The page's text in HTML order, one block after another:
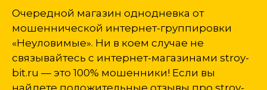
Очередной магазин однодневка от
мошеннической интернет-группировки
«Неуловимые». Ни в коем случае не
связывайтесь с интернет-магазинами stroy-
bit.ru — это 100% мошенники! Если вы
найдете положительные отзывы про stroy-